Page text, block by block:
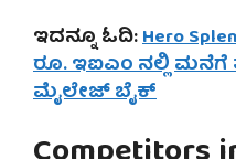
ಇದನ್ನೂ ಓದಿ:Hero
ರೂ. ಇಐಎಂ ನಲ್ಲಿ ಮನೆಗೆ
ಮೈಲೇಜ್ ಬೈಕ್